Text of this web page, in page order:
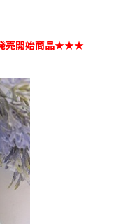
売開始商品★★★